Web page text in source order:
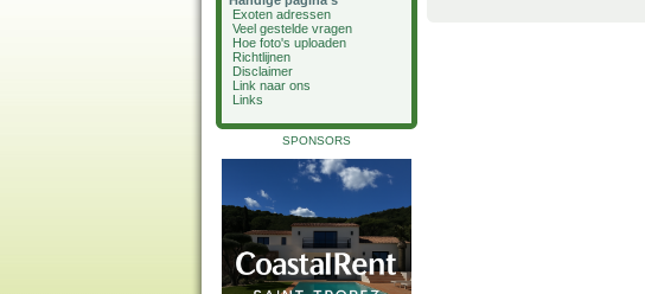
Exoten adressen
Veel gestelde vragen
Hoe foto's uploaden
Richtlijnen
Disclaimer
Link naar ons
Links
SPONSORS